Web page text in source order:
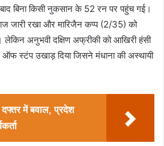
बिना किसी नुकसान के 52 रन पर पहुंच गई।
जारी रखा और मारिजैन कप्प (2/35) को
लेकिन अनुभवी दक्षिण अफ्रीकी को आखिरी हंसी
स्टंप उखाड़ दिया जिसने मंधाना की अस्थायी
दफ्तर में बवाल, प्रदेश